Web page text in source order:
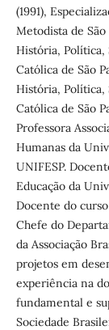
(1991),
Metodista de São
História, Política,
Católica de São
História, Política,
Católica de São
Professora
Humanas da
UNIFESP.
Educação da
Docente do
Chefe do
da Associação
projetos em
experiência na
fundamental e
Sociedade